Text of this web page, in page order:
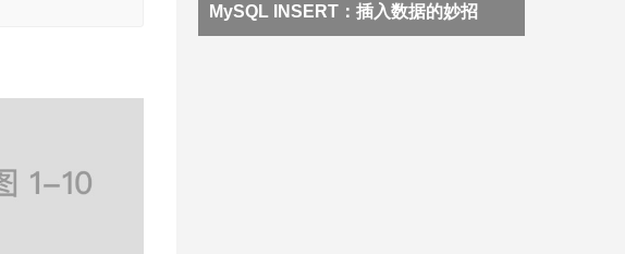
MySQL INSERT：插入数据的妙招